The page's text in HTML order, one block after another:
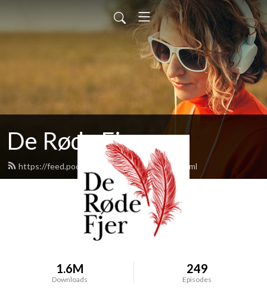
De Røde Fjer
https://feed.podbean.com/deroedefjer/feed.xml
1.6M
Downloads
249
Episodes